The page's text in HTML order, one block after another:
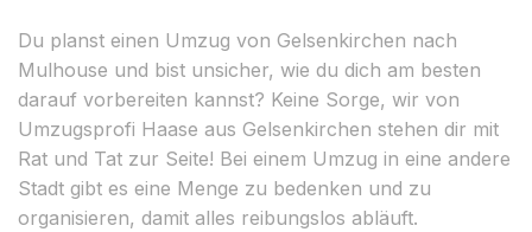
Du planst einen Umzug von Gelsenkirchen nach
Mulhouse und bist unsicher, wie du dich am besten
darauf vorbereiten kannst? Keine Sorge, wir von
Umzugsprofi Haase aus Gelsenkirchen stehen dir mit
Rat und Tat zur Seite! Bei einem Umzug in eine andere
Stadt gibt es eine Menge zu bedenken und zu
organisieren, damit alles reibungslos abläuft.